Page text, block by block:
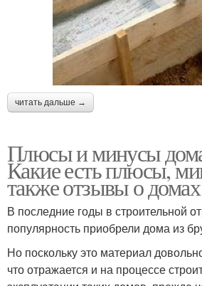
читать дальше →
Плюсы и минусы
Какие есть плюсы,
также отзывы о домах
В последние годы в строительной
популярность приобрели дома из
Но поскольку это материал
что отражается и на процессе